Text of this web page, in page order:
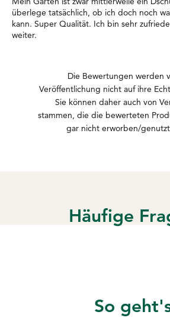
überlege tatsächlich, ob ich doch noch
kann. Super Qualität. Ich bin sehr
weiter.
Die Bewertungen werden
Veröffentlichung nicht auf ihre
Sie können daher auch von
stammen, die die bewerteten
gar nicht erworben/
Häufige
So